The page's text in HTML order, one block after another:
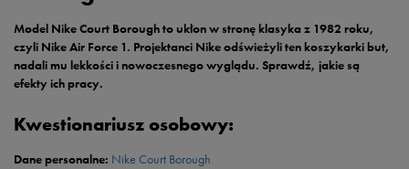
Model Nike Court Borough to ukłon w stronę klasyka z 1982 roku,
czyli Nike Air Force 1. Projektanci Nike odświeżyli ten koszykarki but,
nadali mu lekkości i nowoczesnego wyglądu. Sprawdź, jakie są
efekty ich pracy.
Kwestionariusz osobowy:
Dane personalne: Nike Court Borough